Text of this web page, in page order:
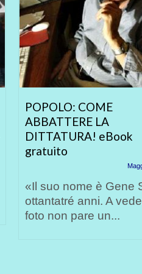
POPOLO: COME
ABBATTERE LA
DITTATURA! eBook
gratuito
«Il suo nome è Gene
ottantatré anni. A
foto non pare un...